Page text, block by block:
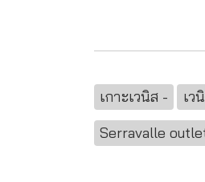
เกาะเวนิส - เว
Serravalle